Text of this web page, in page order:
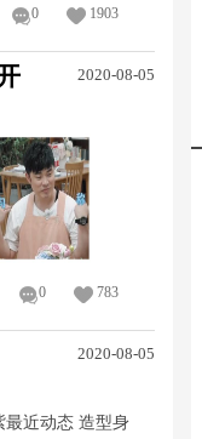
0 1903
2020-08-05
0 783
2020-08-05